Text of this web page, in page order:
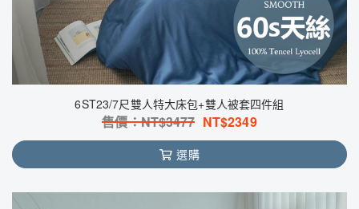
6ST23/7尺雙人特大床包+雙人被套四件組
售價：NT$3477 NT$2349
選購